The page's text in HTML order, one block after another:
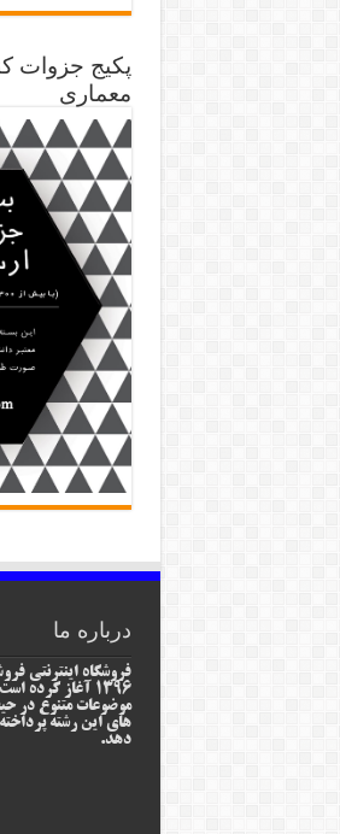
پکیج جزوات
معماری
درباره ما
فروشگاه اینترنتی
1396 آغاز
موضوعات متنوع در
های این رشته
دهد.